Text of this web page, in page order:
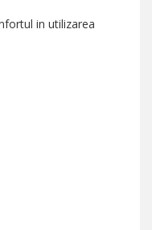
in utilizarea